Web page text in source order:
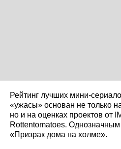
Рейтинг лучших мини-
«ужасы» основан не только
но и на оценках проектов от
Rottentomatoes.
«Призрак дома на холме».